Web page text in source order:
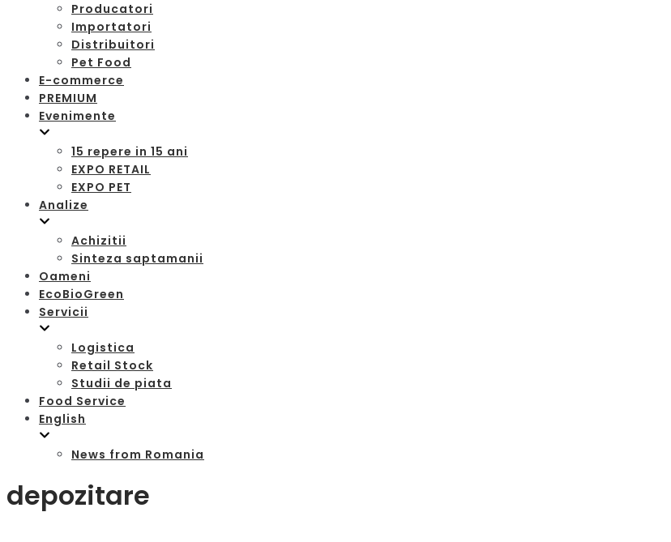
Producatori
Importatori
Distribuitori
Pet Food
E-commerce
PREMIUM
Evenimente
15 repere in 15 ani
EXPO RETAIL
EXPO PET
Analize
Achizitii
Sinteza saptamanii
Oameni
EcoBioGreen
Servicii
Logistica
Retail Stock
Studii de piata
Food Service
English
News from Romania
depozitare